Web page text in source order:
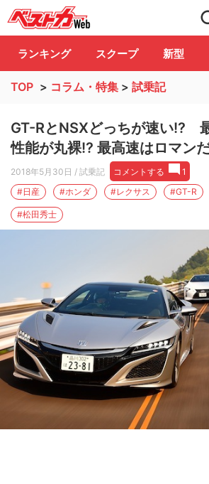
自動車情報誌「ベス
ランキング スクープ 新型
TOP > コラム・特集 > 試乗記
GT-RとNSXどっちが速い!?
性能が丸裸!? 最高速はロマン
2018年5月30日 / 試乗記 コメントする
1
#日産
#ホンダ #レクサス #GT-R
#松田秀士